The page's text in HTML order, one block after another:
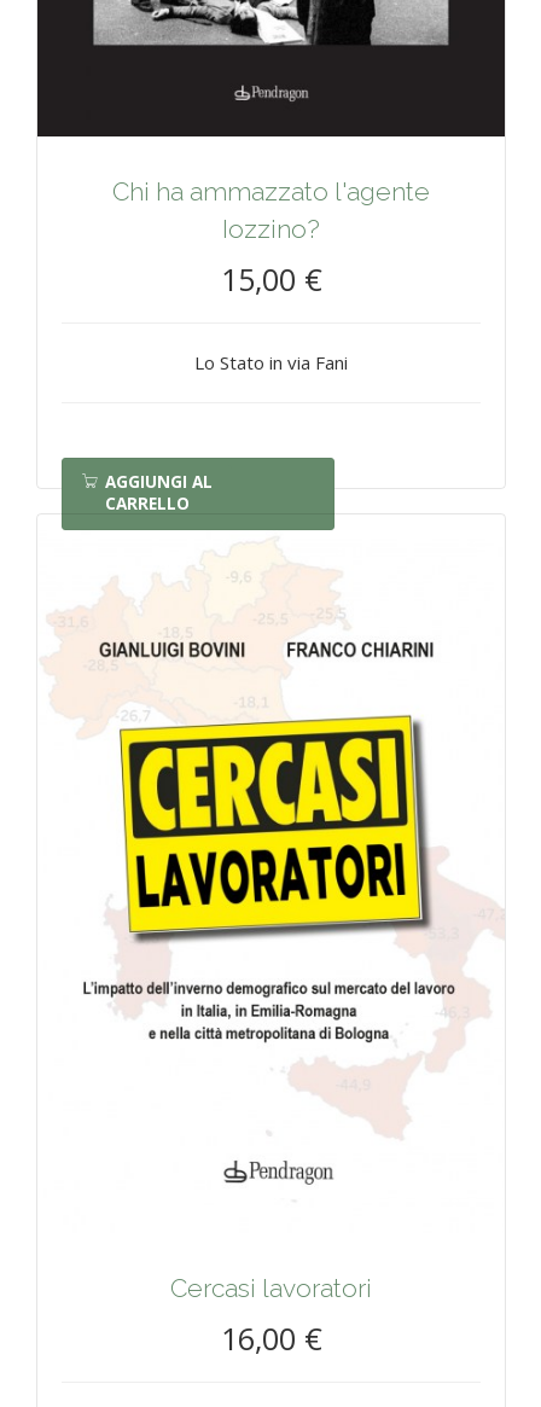
Chi ha ammazzato l'agente
Iozzino?
15,00 €
Lo Stato in via Fani
AGGIUNGI AL
CARRELLO
Cercasi lavoratori
16,00 €